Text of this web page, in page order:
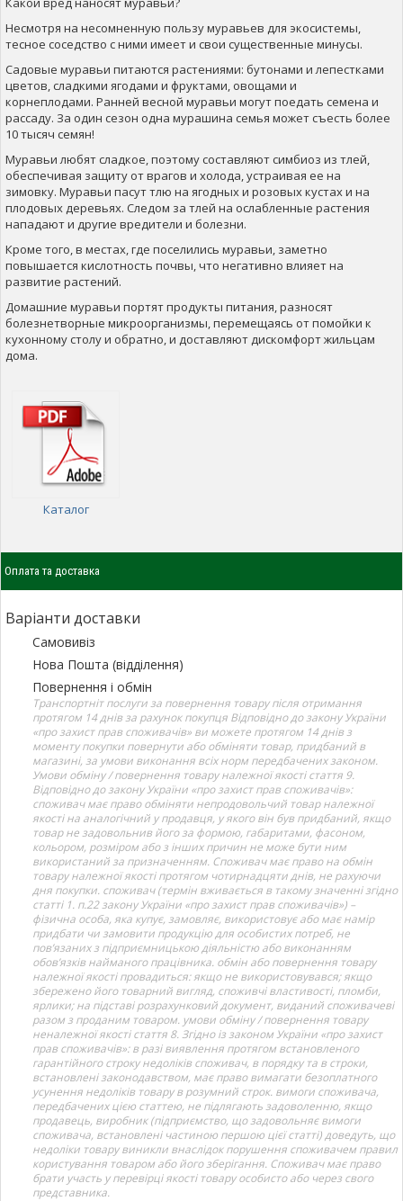
Несмотря на несомненную пользу муравьев для экосистемы,
тесное соседство с ними имеет и свои существенные минусы.
Садовые муравьи питаются растениями: бутонами и лепестками
цветов, сладкими ягодами и фруктами, овощами и
корнеплодами. Ранней весной муравьи могут поедать семена и
рассаду. За один сезон одна мурaшина семья может съесть более
10 тысяч семян!
Муравьи любят сладкое, поэтому составляют симбиоз из тлей,
обеспечивая защиту от врагов и холода, устраивая ее на
зимовку. Муравьи пасут тлю на ягодных и розовых кустах и ​​на
плодовых деревьях. Следом за тлей на ослабленные растения
нападают и другие вредители и болезни.
Кроме того, в местах, где поселились муравьи, заметно
повышается кислотность почвы, что негативно влияет на
развитие растений.
Домашние муравьи портят продукты питания, разносят
болезнетворные микроорганизмы, перемещаясь от помойки к
кухонному столу и обратно, и доставляют дискомфорт жильцам
дома.
Каталог
Оплата та доставка
Варіанти доставки
Самовивіз
Нова Пошта (відділення)
Повернення і обмін
Транспортніт послуги за повернення товару після отримання
протягом 14 днів за рахунок покупця Відповідно до закону України
«про захист прав споживачів» ви можете протягом 14 днів з
моменту покупки повернути або обміняти товар, придбаний в
магазині, за умови виконання всіх норм передбачених законом.
Умови обміну / повернення товару належної якості стаття 9.
Відповідно до закону України «про захист прав споживачів»:
споживач має право обміняти непродовольчий товар належної
якості на аналогічний у продавця, у якого він був придбаний, якщо
товар не задовольнив його за формою, габаритами, фасоном,
кольором, розміром або з інших причин не може бути ним
використаний за призначенням. Споживач має право на обмін
товару належної якості протягом чотирнадцяти днів, не рахуючи
дня покупки. споживач (термін вживається в такому значенні згідно
статті 1. п.22 закону України «про захист прав споживачів») –
фізична особа, яка купує, замовляє, використовує або має намір
придбати чи замовити продукцію для особистих потреб, не
пов’язаних з підприємницькою діяльністю або виконанням
обов’язків найманого працівника. обмін або повернення товару
належної якості провадиться: якщо не використовувався; якщо
збережено його товарний вигляд, споживчі властивості, пломби,
ярлики; на підставі розрахунковий документ, виданий споживачеві
разом з проданим товаром. умови обміну / повернення товару
неналежної якості стаття 8. Згідно із законом України «про захист
прав споживачів»: в разі виявлення протягом встановленого
гарантійного строку недоліків споживач, в порядку та в строки,
встановлені законодавством, має право вимагати безоплатного
усунення недоліків товару в розумний строк. вимоги споживача,
передбачених цією статтею, не підлягають задоволенню, якщо
продавець, виробник (підприємство, що задовольняє вимоги
споживача, встановлені частиною першою цієї статті) доведуть, що
недоліки товару виникли внаслідок порушення споживачем правил
користування товаром або його зберігання. Споживач має право
брати участь у перевірці якості товару особисто або через свого
представника.